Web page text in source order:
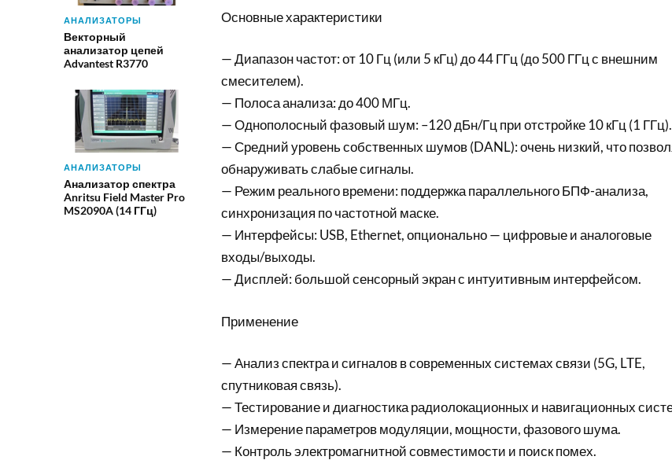
АНАЛИЗАТОРЫ
Векторный
анализатор цепей
Advantest R3770
АНАЛИЗАТОРЫ
Анализатор спектра
Anritsu Field Master Pro
MS2090A (14 ГГц)
Основные характеристики
— Диапазон частот: от 10 Гц (или 5 кГц) до 44 ГГц (до 500 ГГц с внешним
смесителем).
— Полоса анализа: до 400 МГц.
— Однополосный фазовый шум: –120 дБн/Гц при отстройке 10 кГц (1 ГГц).
— Средний уровень собственных шумов (DANL): очень низкий, что
обнаруживать слабые сигналы.
— Режим реального времени: поддержка параллельного БПФ-анализа,
синхронизация по частотной маске.
— Интерфейсы: USB, Ethernet, опционально — цифровые и аналоговые
входы/выходы.
— Дисплей: большой сенсорный экран с интуитивным интерфейсом.
Применение
— Анализ спектра и сигналов в современных системах связи (5G, LTE,
спутниковая связь).
— Тестирование и диагностика радиолокационных и навигационных
— Измерение параметров модуляции, мощности, фазового шума.
— Контроль электромагнитной совместимости и поиск помех.